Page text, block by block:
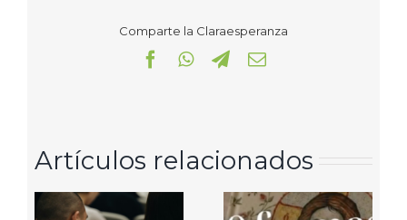
Comparte la Claraesperanza
Facebook
WhatsApp
Telegram
Correo
Artículos relacionados